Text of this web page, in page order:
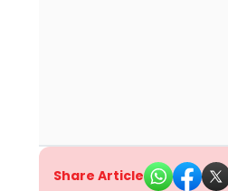
Share Article